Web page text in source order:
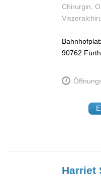
Chirurgin,
90762 Fürth
Harriet